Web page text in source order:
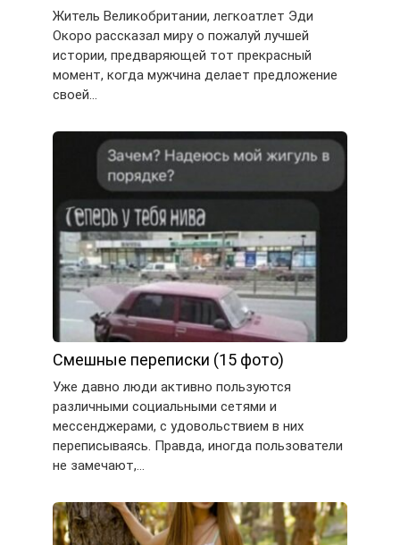
Житель Великобритании, легкоатлет Эди
Окоро рассказал миру о пожалуй лучшей
истории, предваряющей тот прекрасный
момент, когда мужчина делает предложение
своей…
Смешные переписки (15 фото)
Уже давно люди активно пользуются
различными социальными сетями и
мессенджерами, с удовольствием в них
переписываясь. Правда, иногда пользователи
не замечают,…